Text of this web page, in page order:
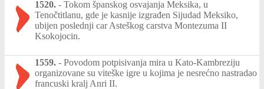
1520. - Tokom španskog osvajanja Meksika, u
Tenočtitlanu, gde je kasnije izgrađen Sijudad Meksiko,
ubijen poslednji car Asteškog carstva Montezuma II
Ksokojocin.
1559. - Povodom potpisivanja mira u Kato-Kambreziju
organizovane su viteške igre u kojima je nesrećno nastradao
francuski kralj Anri II.